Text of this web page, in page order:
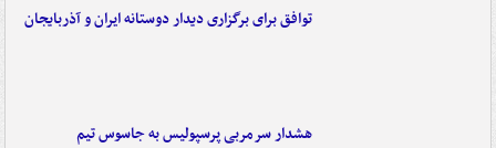
توافق برای برگزاری دیدار دوستانه ایران و آذربایجان
هشدار سرمربی پرسپولیس به جاسوس تیم